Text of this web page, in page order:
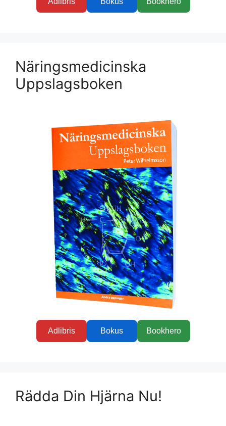
Näringsmedicinska
Uppslagsboken
Adlibris Bokus Bookhero
Rädda Din Hjärna Nu!